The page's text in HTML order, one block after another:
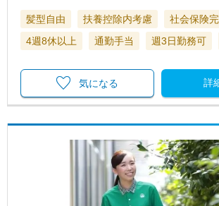
髪型自由 扶養控除内考慮
社会保険
4週8休以上
通勤手当 週3日勤務可
詳
気になる